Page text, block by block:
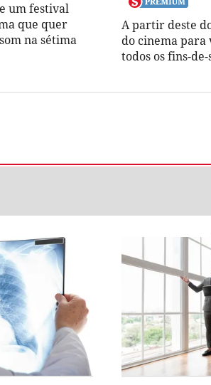
um festival
que quer
na sétima
A partir deste
do cinema
todos os fins-